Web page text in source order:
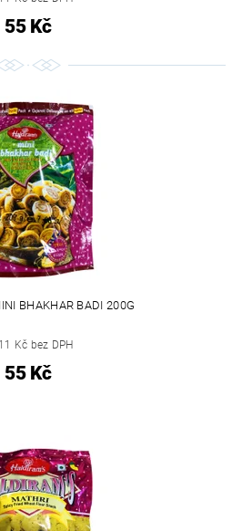
55 Kč
BHAKHAR BADI 200G
Kč bez DPH
55 Kč